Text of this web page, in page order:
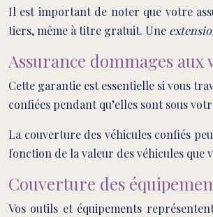
Il est important de noter que votre
tiers, même à titre gratuit. Une
Assurance dommages aux
Cette garantie est essentielle si vous
confiées pendant qu’elles sont sous
La couverture des véhicules confiés
fonction de la valeur des véhicules que
Couverture des
Vos outils et équipements